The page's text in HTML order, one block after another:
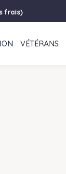
frais)
VÉTÉRANS